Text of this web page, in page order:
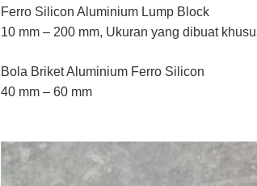
Ferro Silicon Aluminium Lump Block
10 mm – 200 mm, Ukuran yang dibuat
Bola Briket Aluminium Ferro Silicon
40 mm – 60 mm